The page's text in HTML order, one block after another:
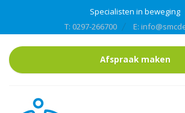
Specialisten in beweging
T: 0297-266700
E:
Afspraak maken